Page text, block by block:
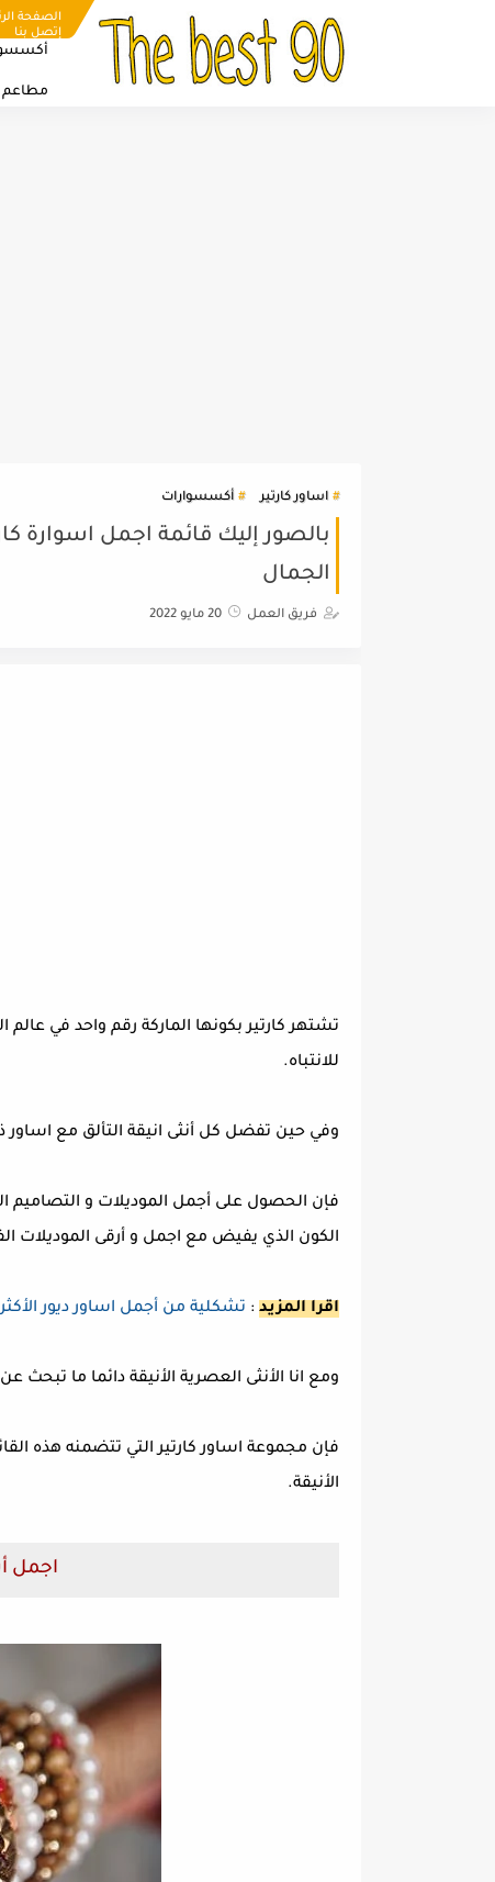
الصفحة
إتصل بنا
مطاعم
اساور كارتير أكسسوارات
بالصور إليك قائمة اجمل اسوارة
الجمال
فريق العمل 20 مايو 2022
تشتهر كارتير بكونها الماركة رقم واحد في
للانتباه.
وفي حين تفضل كل أنثى انيقة التألق مع اساور
فإن الحصول على أجمل الموديلات و
الكون الذي يفيض مع اجمل و أرقى الموديلات
اقرا المزيد : تشكلية من أجمل اساور ديور
ومع انا الأنثى العصرية الأنيقة دائما ما
فإن مجموعة اساور كارتير التي تتضمنه هذه
الأنيقة.
اجمل